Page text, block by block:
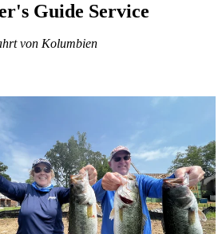
Guide Service
von Kolumbien